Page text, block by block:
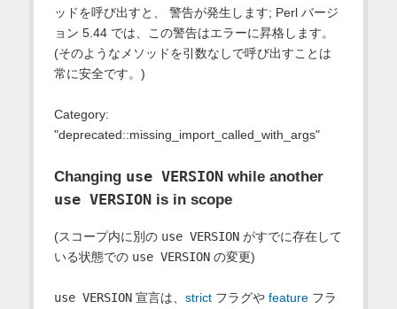
ッドを呼び出すと、 警告が発生します; Perl バージ
ョン 5.44 では、この警告はエラーに昇格します。
(そのようなメソッドを引数なしで呼び出すことは
常に安全です。)
Category:
"deprecated::missing_import_called_with_args"
Changing use VERSIONwhile another
use VERSIONis in scope
(スコープ内に別の use VERSIONがすでに存在して
いる状態での use VERSIONの変更)
use VERSION宣言は、 strictフラグや featureフラ